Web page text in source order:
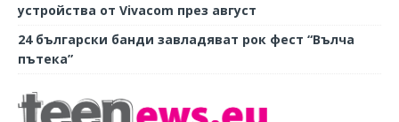
устройства от Vivacom през август
24 български банди завладяват рок фест “Вълча
пътека”